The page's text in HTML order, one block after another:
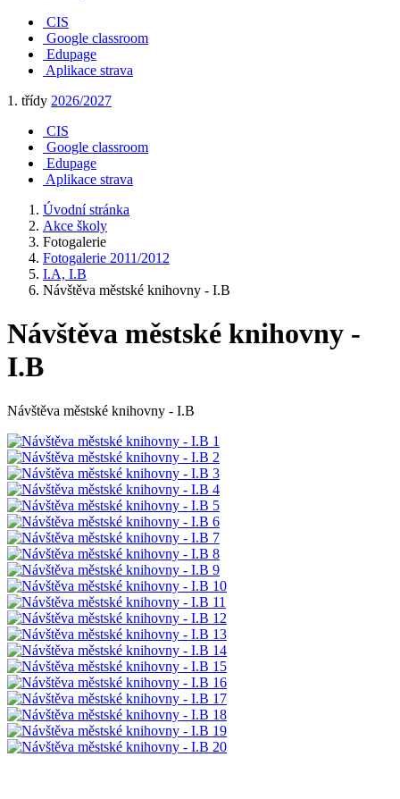
CIS
Google classroom
Edupage
Aplikace strava
1. třídy 2026/2027
CIS
Google classroom
Edupage
Aplikace strava
Úvodní stránka
Akce školy
Fotogalerie
Fotogalerie 2011/2012
I.A, I.B
Návštěva městské knihovny - I.B
Návštěva městské knihovny -
I.B
Návštěva městské knihovny - I.B